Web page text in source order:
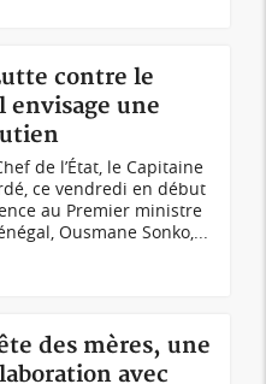
contre le
envisage une
de l’État, le Capitaine
ce vendredi en début
au Premier ministre
Ousmane Sonko,...
des mères, une
avec